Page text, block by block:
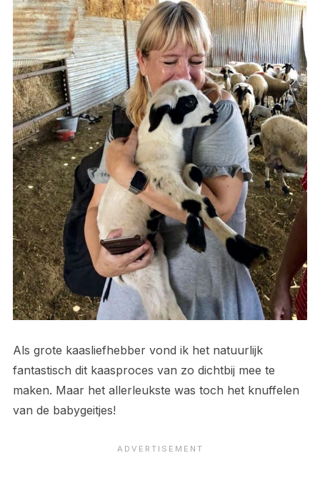
Als grote kaasliefhebber vond ik het natuurlijk
fantastisch dit kaasproces van zo dichtbij mee te
maken. Maar het allerleukste was toch het knuffelen
van de babygeitjes!